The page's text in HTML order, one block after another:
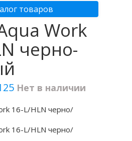
товаров
Work
черно-
Нет в наличии